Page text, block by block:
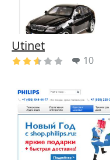
Utinet
10